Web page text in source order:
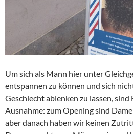
Um sich als Mann hier unter
entspannen zu können und sich
Geschlecht ablenken zu lassen,
Ausnahme: zum Opening sind
aber danach haben wir keinen